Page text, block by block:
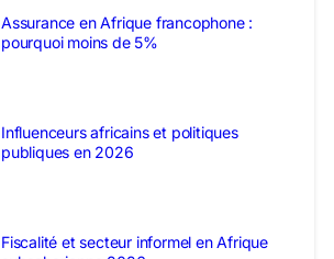
Assurance en Afrique francophone :
pourquoi moins de 5%
Influenceurs africains et politiques
publiques en 2026
Fiscalité et secteur informel en Afrique